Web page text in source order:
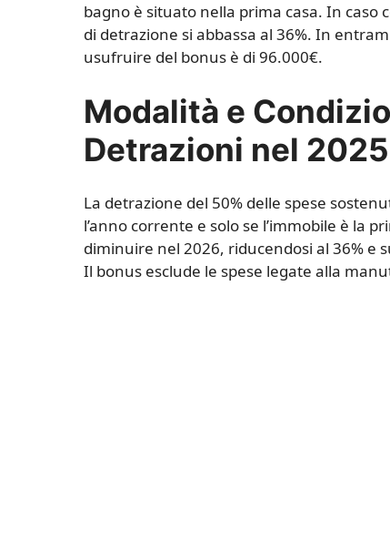
bagno è situato nella prima casa. In
di detrazione si abbassa al 36%. In
usufruire del bonus è di 96.000€.
Modalità e
Detrazioni nel 2025
La detrazione del 50% delle spese
l’anno corrente e solo se l’immobile è la
diminuire nel 2026, riducendosi al 36% e
Il bonus esclude le spese legate alla